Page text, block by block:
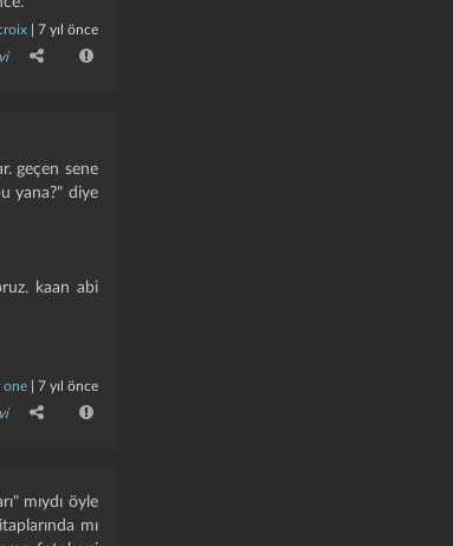
| 7 yıl önce
geçen sene
yana?" diye
kaan abi
one| 7 yıl önce
mıydı öyle
mı